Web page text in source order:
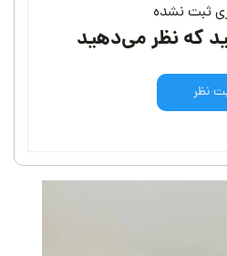
ثبت نشده
که نظر می‌دهید
نظر